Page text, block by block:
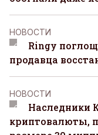
НОВОСТИ
Ringy
продавца
НОВОСТИ
Наследники
криптовалюты,